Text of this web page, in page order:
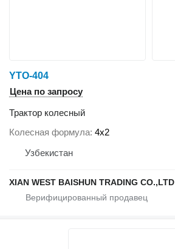
YTO-404
Цена по запросу
Трактор колесный
Колесная формула 4x2
Узбекистан
XIAN WEST BAISHUN TRADING CO.,LTD